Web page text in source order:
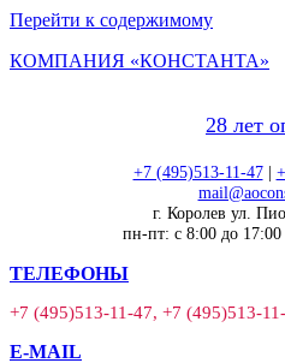
Перейти к содержимому
КОМПАНИЯ «КОНСТАНТА»
28 лет
+7 (495)513-11-47|
г. Королев ул.
пн-пт: с 8:00 до
ТЕЛЕФОНЫ
+7 (495)513-11-47, +7 (495)513-
E-MAIL